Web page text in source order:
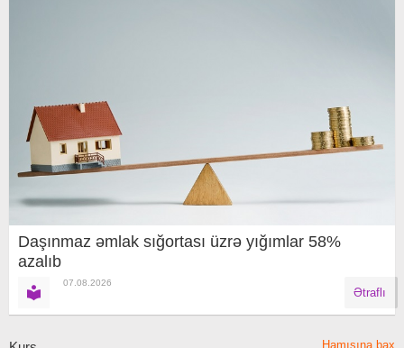
Daşınmaz əmlak sığortası üzrə yığımlar 58%
azalıb
07.08.2026
Ətraflı
Hamısına bax